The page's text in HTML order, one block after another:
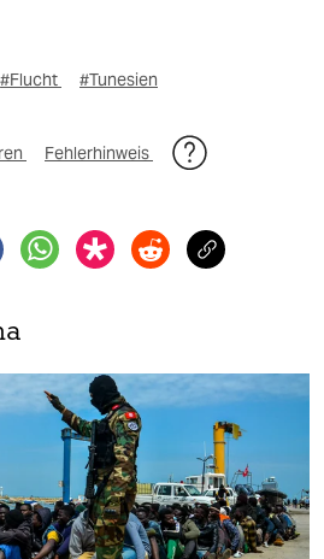
#Flucht #Tunesien
Fehlerhinweis